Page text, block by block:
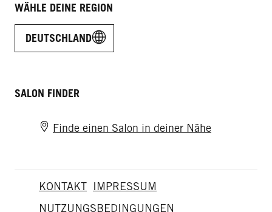
WÄHLE DEINE REGION
DEUTSCHLAND
SALON FINDER
Finde einen Salon in deiner Nähe
KONTAKT IMPRESSUM
NUTZUNGSBEDINGUNGEN